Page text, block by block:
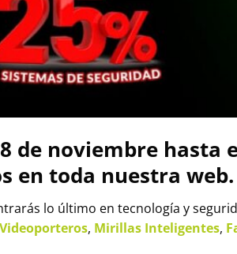
de noviembre hasta
en toda nuestra web.
lo último en tecnología y
Videoporteros, Mirillas Inteligentes,